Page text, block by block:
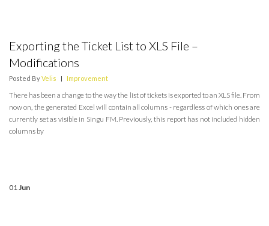
Exporting the Ticket List to XLS File –
Modifications
Posted ByVelis | Improvement
There has been a change to the way the list of tickets is exported to an XLS file. From
now on, the generated Excel will contain all columns - regardless of which ones are
currently set as visible in Singu FM. Previously, this report has not included hidden
columns by
01Jun